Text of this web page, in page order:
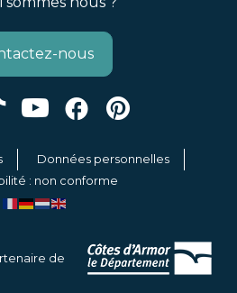
nous
Données personnelles
: non conforme
de